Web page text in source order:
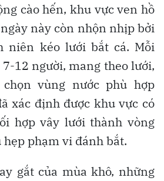
cào hến, khu vực ven hồ
này còn nhộn nhịp bởi
niên kéo lưới bắt cá. Mỗi
12 người, mang theo lưới,
vùng nước phù hợp
xác định được khu vực có
hợp vây lưới thành vòng
phạm vi đánh bắt.
gắt của mùa khô, những